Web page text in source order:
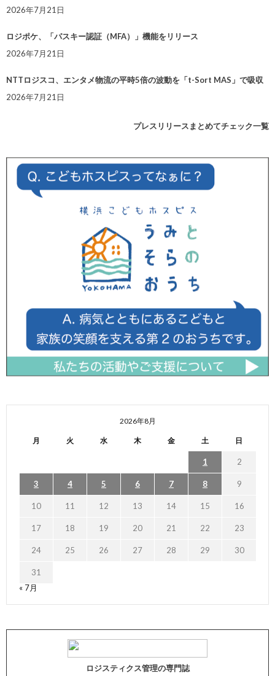
2026年7月21日
ロジポケ、「パスキー認証（MFA）」機能をリリース
2026年7月21日
NTTロジスコ、エンタメ物流の平時5倍の波動を「t-Sort MAS」で吸収
2026年7月21日
プレスリリースまとめてチェック一覧
2026年8月
月 火 水 木 金 土 日
1 2
3 4 5 6 7 8 9
10 11 12 13 14 15 16
17 18 19 20 21 22 23
24 25 26 27 28 29 30
31
« 7月
ロジスティクス管理の専門誌